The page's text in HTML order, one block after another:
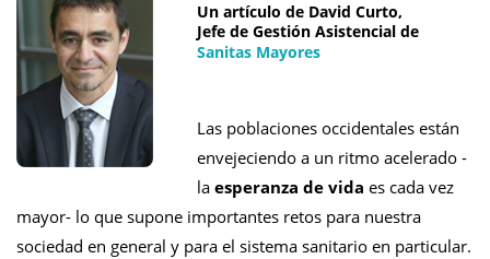
Un artículo de David Curto,
Jefe de Gestión Asistencial de
Sanitas Mayores
Las poblaciones occidentales están
envejeciendo a un ritmo acelerado -
la esperanza de vida es cada vez
mayor- lo que supone importantes retos para nuestra
sociedad en general y para el sistema sanitario en particular.